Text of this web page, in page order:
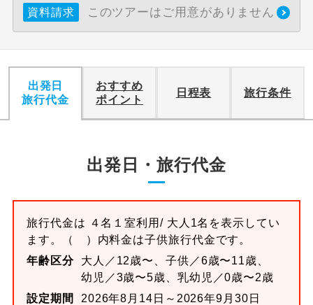
資料請求 このツアーはご用意がありません
出発日
旅行代金
おすすめ
ポイント
日程表 旅行条件
出発日・旅行代金
旅行代金は ４名１室利用/ 大人1名を表示してい
ます。
（ ）内料金は子供旅行代金です。
年齢区分
大人／12歳〜、子供／6歳〜11歳、
幼児／3歳〜5歳、乳幼児／0歳〜2歳
設定期間
2026年8月14日～2026年9月30日